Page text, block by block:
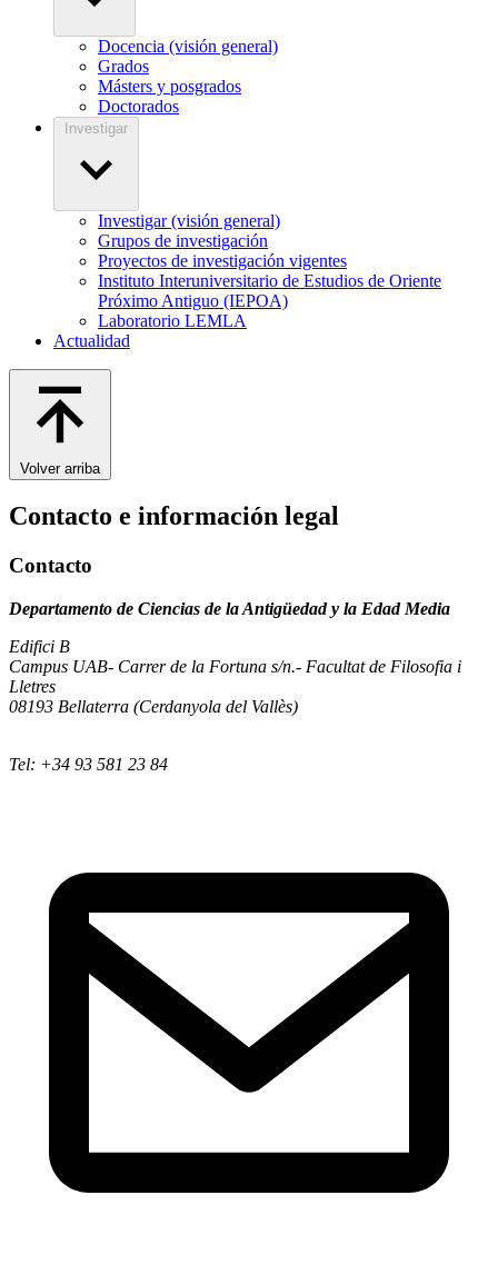
Docencia (visión general)
Grados
Másters y posgrados
Doctorados
Investigar
Investigar (visión general)
Grupos de investigación
Proyectos de investigación vigentes
Instituto Interuniversitario de Estudios de Oriente
Próximo Antiguo (IEPOA)
Laboratorio LEMLA
Actualidad
Volver arriba
Contacto e información legal
Contacto
Departamento de Ciencias de la Antigüedad y la Edad Media
Edifici B
Campus UAB- Carrer de la Fortuna s/n.- Facultat de Filosofia i
Lletres
08193 Bellaterra (Cerdanyola del Vallès)
Tel: +34 93 581 23 84